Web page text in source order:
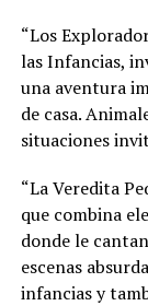
“Los
las Infancias,
una aventura
de casa.
situaciones
“La Veredita
que combina
donde le
escenas
infancias y